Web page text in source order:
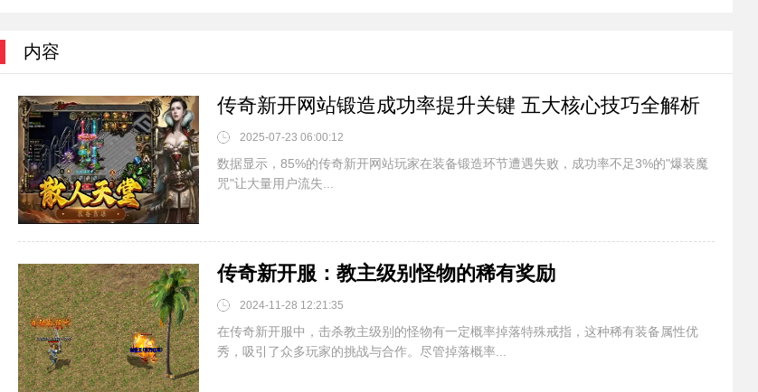
内容
传奇新开网站锻造成功率提升关键 五大核心技巧全解析
2025-07-23 06:00:12
数据显示，85%的传奇新开网站玩家在装备锻造环节遭遇失败，成功率不足3%的"爆装魔
咒"让大量用户流失...
传奇新开服：教主级别怪物的稀有奖励
2024-11-28 12:21:35
在传奇新开服中，击杀教主级别的怪物有一定概率掉落特殊戒指，这种稀有装备属性优
秀，吸引了众多玩家的挑战与合作。尽管掉落概率...